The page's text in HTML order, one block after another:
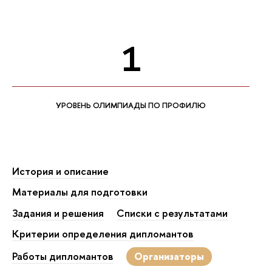
1
УРОВЕНЬ ОЛИМПИАДЫ ПО ПРОФИЛЮ
История и описание
Материалы для подготовки
Задания и решения
Списки с результатами
Критерии определения дипломантов
Работы дипломантов
Организаторы